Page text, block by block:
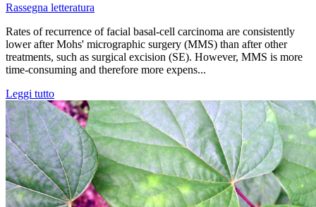
Rassegna letteratura
Rates of recurrence of facial basal-cell carcinoma are consistently
lower after Mohs' micrographic surgery (MMS) than after other
treatments, such as surgical excision (SE). However, MMS is more
time-consuming and therefore more expens...
Leggi tutto